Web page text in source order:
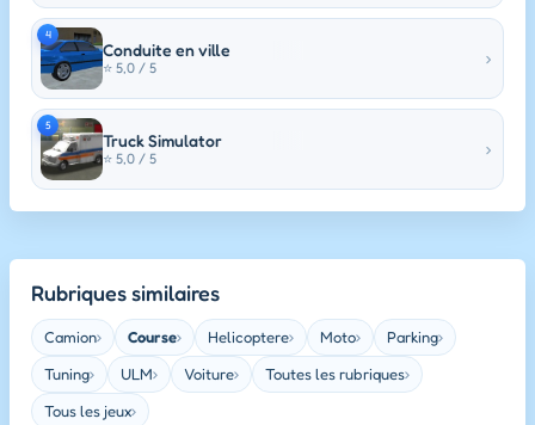
4
Conduite en ville
⭐ 5,0 / 5 ›
5
Truck Simulator
⭐ 5,0 / 5 ›
Rubriques similaires
Camion› Course› Helicoptere› Moto› Parking›
Tuning› ULM› Voiture› Toutes les rubriques›
Tous les jeux›